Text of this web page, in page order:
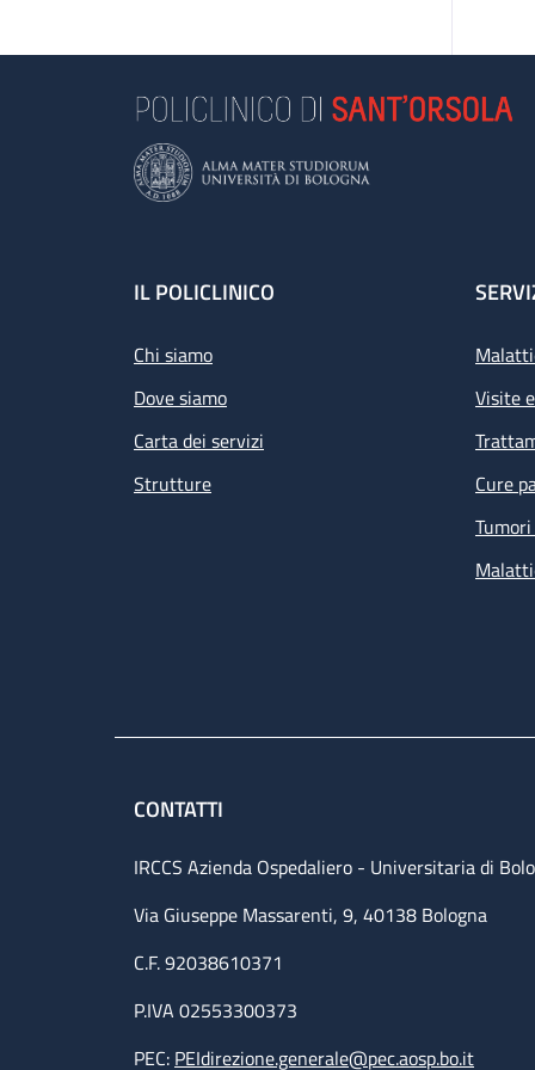
Footer
IL POLICLINICO
Chi siamo
Dove siamo
Carta dei servizi
Strutture
Visite
Cure
CONTATTI
IRCCS Azienda Ospedaliero - Universitaria di
Via Giuseppe Massarenti, 9, 40138 Bologna
C.F. 92038610371
P.IVA 02553300373
PEC: PEIdirezione.generale@pec.aosp.bo.it